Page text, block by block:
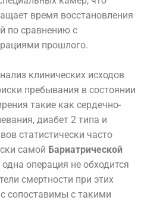
время восстановления
по сравнению с
прошлого.
клинических исходов
пребывания в состоянии
такие как сердечно-
диабет 2 типа и
статистически часто
самой Бариатрической
операция не обходится
смертности при этих
сопоставимы с такими